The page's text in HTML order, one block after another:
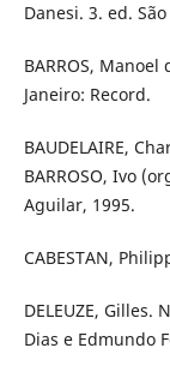
Danesi. 3. ed.
BARROS,
Janeiro: Record.
BAUDELAIRE,
BARROSO, Ivo
Aguilar, 1995.
CABESTAN,
DELEUZE, Gilles.
Dias e Edmundo